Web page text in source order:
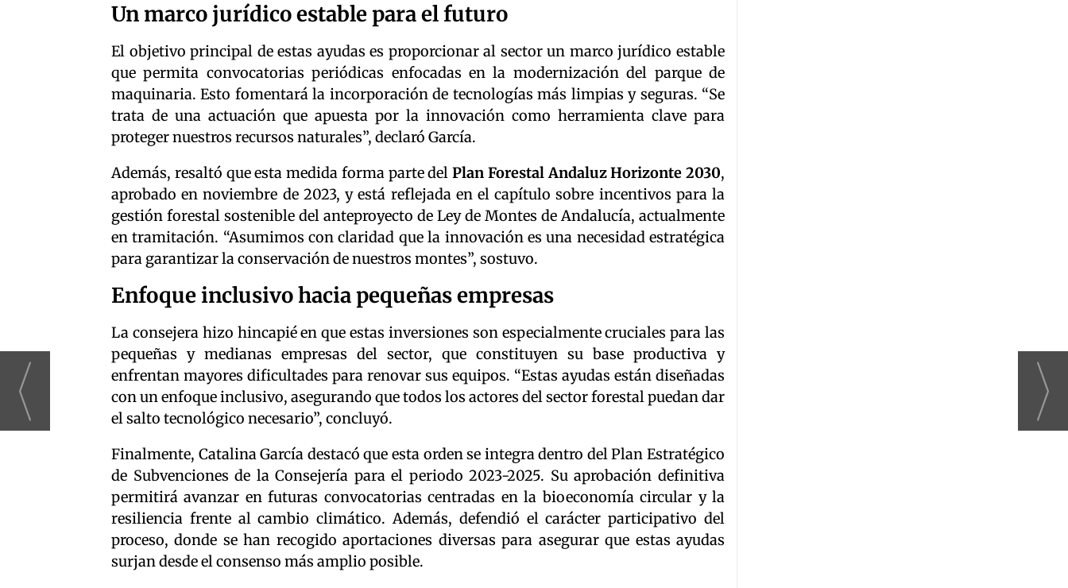
Un marco jurídico estable para el futuro
El objetivo principal de estas ayudas es proporcionar al sector un marco jurídico estable
que permita convocatorias periódicas enfocadas en la modernización del parque de
maquinaria. Esto fomentará la incorporación de tecnologías más limpias y seguras. “Se
trata de una actuación que apuesta por la innovación como herramienta clave para
proteger nuestros recursos naturales”, declaró García.
Además, resaltó que esta medida forma parte del Plan Forestal Andaluz Horizonte 2030,
aprobado en noviembre de 2023, y está reflejada en el capítulo sobre incentivos para la
gestión forestal sostenible del anteproyecto de Ley de Montes de Andalucía, actualmente
en tramitación. “Asumimos con claridad que la innovación es una necesidad estratégica
para garantizar la conservación de nuestros montes”, sostuvo.
Enfoque inclusivo hacia pequeñas empresas
La consejera hizo hincapié en que estas inversiones son especialmente cruciales para las
pequeñas y medianas empresas del sector, que constituyen su base productiva y
enfrentan mayores dificultades para renovar sus equipos. “Estas ayudas están diseñadas
con un enfoque inclusivo, asegurando que todos los actores del sector forestal puedan dar
el salto tecnológico necesario”, concluyó.
Finalmente, Catalina García destacó que esta orden se integra dentro del Plan Estratégico
de Subvenciones de la Consejería para el periodo 2023-2025. Su aprobación definitiva
permitirá avanzar en futuras convocatorias centradas en la bioeconomía circular y la
resiliencia frente al cambio climático. Además, defendió el carácter participativo del
proceso, donde se han recogido aportaciones diversas para asegurar que estas ayudas
surjan desde el consenso más amplio posible.